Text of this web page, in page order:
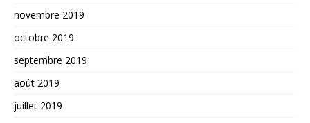
novembre 2019
octobre 2019
septembre 2019
août 2019
juillet 2019